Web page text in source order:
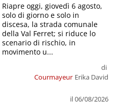
Courmayeur
di
Erika David
il 06/08/2026
Riapre oggi, giovedì 6 agosto,
solo di giorno e solo in
discesa, la strada comunale
della Val Ferret; si riduce lo
scenario di rischio, in
movimento u...